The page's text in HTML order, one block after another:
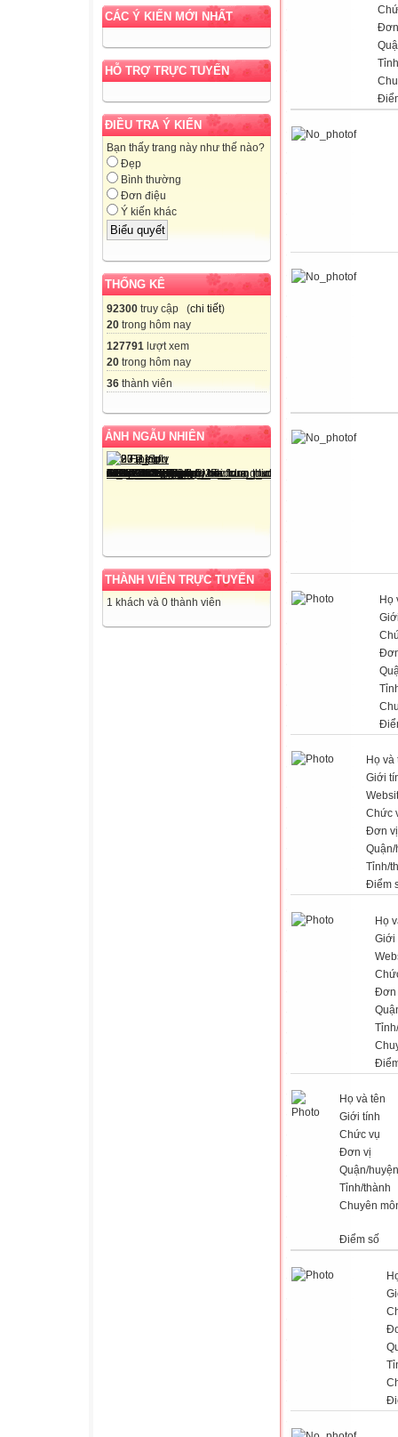
CÁC Ý KIẾN MỚI NHẤT
HỖ TRỢ TRỰC TUYẾN
ĐIỀU TRA Ý KIẾN
Bạn thấy trang này như thế nào?
Đẹp
Bình thường
Đơn điệu
Ý kiến khác
THỐNG KÊ
92300 truy cập (chi tiết)
20 trong hôm nay
127791 lượt xem
20 trong hôm nay
36 thành viên
ẢNH NGẪU NHIÊN
THÀNH VIÊN TRỰC TUYẾN
1 khách và 0 thành viên
Họ
Họ và
Giới
Chức
Đơn vị
Tỉnh/
Điểm
Họ
Giới
Đơn
Họ và tên
Giới tính
Chức vụ
Đơn vị
Quận/huyện
Tỉnh/thành
Chuyên
Điểm số